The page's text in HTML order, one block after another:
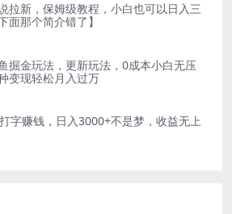
拉新，保姆级教程，小白也可以日入三
面那个简介错了】
掘金玩法，更新玩法，0成本小白无压
变现轻松月入过万
字赚钱，日入3000+不是梦，收益无上